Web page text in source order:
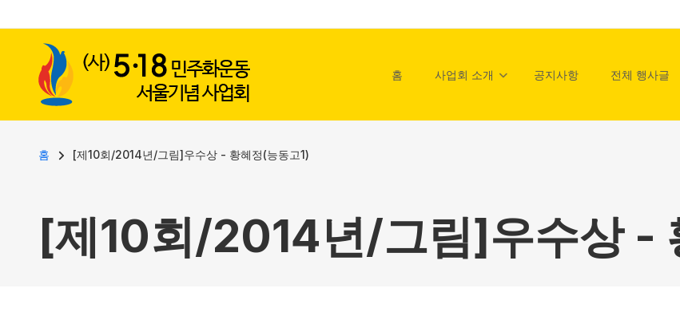
사용자 계정 메뉴
홈 사업회 소개 공지사항 전체 행사글
이동 경로
홈 [제10회/2014년/그림]우수상 - 황혜정(능동고1)
[제10회/2014년/그림]우수상 -